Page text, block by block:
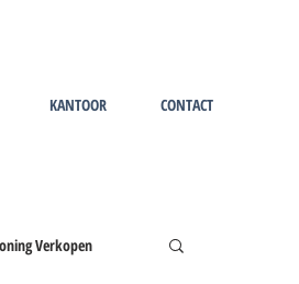
KANTOOR CONTACT
Verkopen